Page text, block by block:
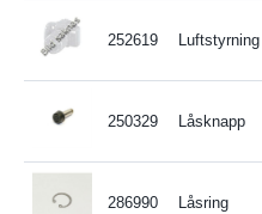
252619 Luftstyrning
250329 Låsknapp
286990 Låsring